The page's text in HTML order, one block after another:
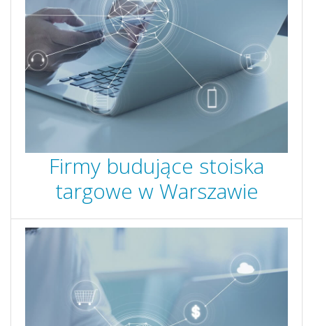
Firmy budujące stoiska
targowe w Warszawie